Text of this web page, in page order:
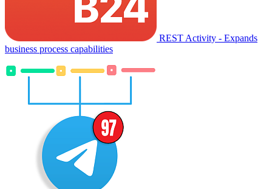
REST Activity - Expands
business process capabilities